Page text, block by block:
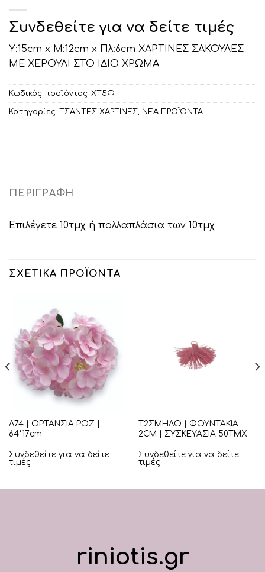
Συνδεθείτε για να δείτε τιμές
Υ:15cm x Μ:12cm x Πλ:6cm ΧΑΡΤΙΝΕΣ ΣΑΚΟΥΛΕΣ
ΜΕ ΧΕΡΟΥΛΙ ΣΤΟ ΙΔΙΟ ΧΡΩΜΑ
Κωδικός προϊόντος: ΧΤ5Φ
Κατηγορίες: ΤΣΑΝΤΕΣ ΧΑΡΤΙΝΕΣ, ΝΕΑ ΠΡΟΪΌΝΤΑ
ΠΕΡΙΓΡΑΦΉ
Επιλέγετε 10τμχ ή πολλαπλάσια των 10τμχ
ΣΧΕΤΙΚΆ ΠΡΟΪΌΝΤΑ
Λ74 | ΟΡΤΑΝΣΙΑ ΡΟΖ |
64*17cm
Συνδεθείτε για να δείτε
τιμές
Τ2ΣΜΗΛΟ | ΦΟΥΝΤΑΚΙΑ
2CM | ΣΥΣΚΕΥΑΣΙΑ 50ΤΜΧ
Συνδεθείτε για να δείτε
τιμές
riniotis.gr